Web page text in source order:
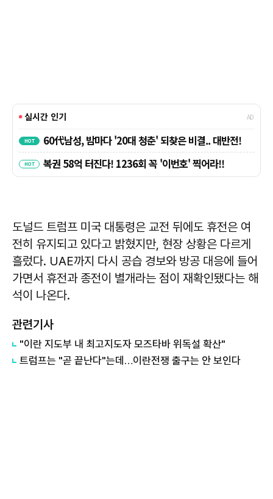
도널드 트럼프 미국 대통령은 교전 뒤에도 휴전은 여
전히 유지되고 있다고 밝혔지만, 현장 상황은 다르게
흘렀다. UAE까지 다시 공습 경보와 방공 대응에 들어
가면서 휴전과 종전이 별개라는 점이 재확인됐다는 해
석이 나온다.
관련기사
"이란 지도부 내 최고지도자 모즈타바 위독설 확산"
트럼프는 "곧 끝난다"는데…이란전쟁 출구는 안 보인다